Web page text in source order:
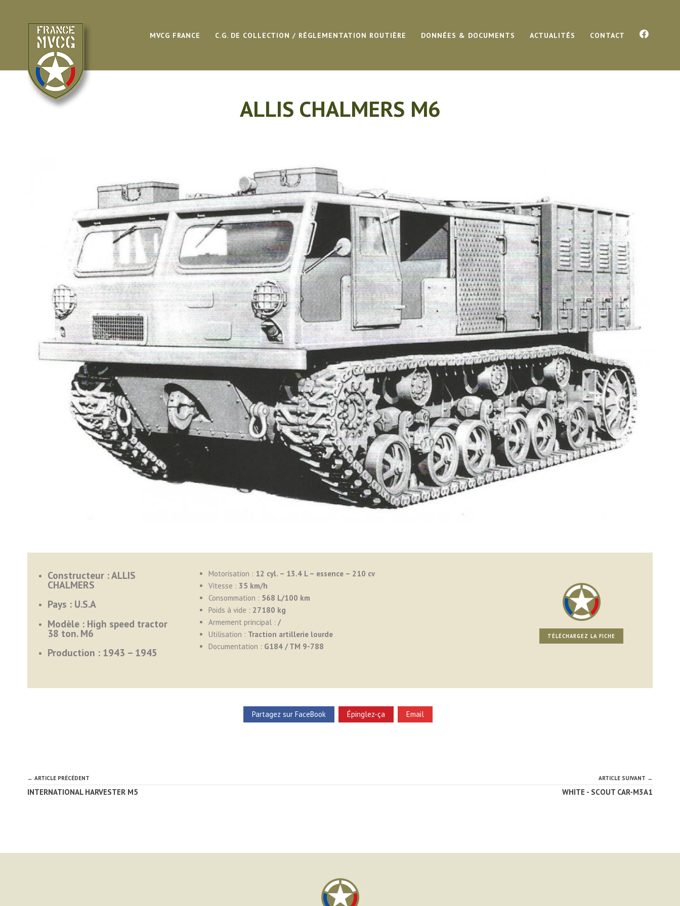
MVCG FRANCE C.G. DE COLLECTION / RÉGLEMENTATION ROUTIÈRE DONNÉES & DOCUMENTS ACTUALITÉS CONTACT
ALLIS CHALMERS M6
Constructeur : ALLIS
CHALMERS
Pays : U.S.A
Modèle : High speed tractor
38 ton. M6
Production : 1943 – 1945
Motorisation : 12 cyl. – 13.4 L – essence – 210 cv
Vitesse : 35 km/h
Consommation : 568 L/100 km
Poids à vide : 27180 kg
Armement principal : /
Utilisation : Traction artillerie lourde
Documentation : G184 / TM 9-788
TÉLÉCHARGEZ LA FICHE
Partagez sur FaceBook Épinglez-ça Email
← ARTICLE PRÉCÉDENT
INTERNATIONAL HARVESTER M5
ARTICLE SUIVANT →
WHITE - SCOUT CAR-M3A1